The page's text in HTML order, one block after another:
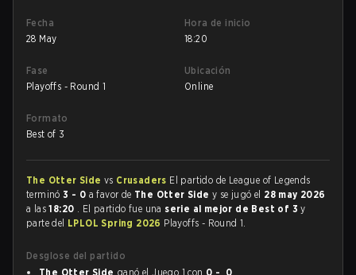
Fecha
28 May
Hora de inicio
18:20
Fase
Playoffs - Round 1
Ubicación
Online
Formato
Best of 3
The Otter Side vs Crusaders El partido de League of Legends
terminó3 - 0 a favor de The Otter Sidey se jugó el 28 may 2026
a las18:20 . El partido fue una serie al mejor de Best of 3y
parte del LPLOL Spring 2026 Playoffs - Round 1.
Desglose del partido
The Otter Side ganó el Juego 1 con 0 - 0